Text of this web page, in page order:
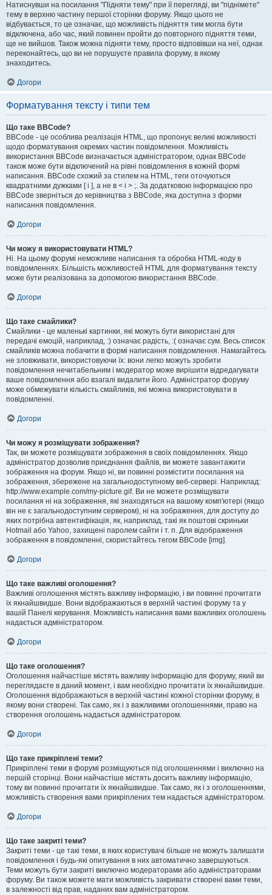
Натиснувши на посилання "Підняти тему" при її перегляді, ви "піднімете"
тему в верхню частину першої сторінки форуму. Якщо цього не
відбувається, то це означає, що можливість підняття тим могла бути
відключена, або час, який повинен пройти до повторного підняття теми,
ще не вийшов. Також можна підняти тему, просто відповівши на неї, однак
переконайтесь, що ви не порушуєте правила форуму, в якому
знаходитесь.
Догори
Форматування тексту і типи тем
Що таке BBCode?
BBCode - це особлива реалізація HTML, що пропонує великі можливості
щодо форматування окремих частин повідомлення. Можливість
використання BBCode визначається адміністратором, однак BBCode
також може бути відключений на рівні повідомлення в кожній формі
написання. BBCode схожий за стилем на HTML, теги оточуються
квадратними дужками [ і ], а не в < і > ;. За додатковою інформацією про
BBCode зверніться до керівництва з BBCode, яка доступна з форми
написання повідомлення.
Догори
Чи можу я використовувати HTML?
Ні. На цьому форумі неможливе написання та обробка HTML-коду в
повідомленнях. Більшість можливостей HTML для форматування тексту
може бути реалізована за допомогою використання BBCode.
Догори
Що таке смайлики?
Смайлики - це маленькі картинки, які можуть бути використані для
передачі емоцій, наприклад, :) означає радість, :( означає сум. Весь список
смайликів можна побачити в формі написання повідомлення. Намагайтесь
не зловживати, використовуючи їх: вони легко можуть зробити
повідомлення нечитабельним і модератор може вирішити відредагувати
ваше повідомлення або взагалі видалити його. Адміністратор форуму
може обмежувати кількість смайликів, які можна використовувати в
повідомленні.
Догори
Чи можу я розміщувати зображення?
Так, ви можете розміщувати зображення в своїх повідомленнях. Якщо
адміністратор дозволив приєднання файлів, ви можете завантажити
зображення на форум. Якщо ні, ви повинні розмістити посилання на
зображення, збережене на загальнодоступному веб-сервері. Наприклад:
http://www.example.com/my-picture.gif. Ви не можете розміщувати
посилання ні на зображення, які знаходяться на вашому комп'ютері (якщо
він не є загальнодоступним сервером), ні на зображення, для доступу до
яких потрібна автентифікація, як, наприклад, такі як поштові скриньки
Hotmail або Yahoo, захищені паролем сайти і т. п. Для відображення
зображення в повідомленні, скористайтесь тегом BBCode [img].
Догори
Що таке важливі оголошення?
Важливі оголошення містять важливу інформацію, і ви повинні прочитати
їх якнайшвидше. Вони відображаються в верхній частині форуму та у
вашій Панелі керування. Можливість написання вами важливих оголошень
надається адміністратором.
Догори
Що таке оголошення?
Оголошення найчастіше містять важливу інформацію для форуму, який ви
переглядаєте в даний момент, і вам необхідно прочитати їх якнайшвидше.
Оголошення відображаються в верхній частині кожної сторінки форуму, в
якому вони створені. Так само, як і з важливими оголошеннями, право на
створення оголошень надається адміністратором.
Догори
Що таке прикріплені теми?
Прикріплені теми в форумі розміщуються під оголошеннями і виключно на
першій сторінці. Вони найчастіше містять досить важливу інформацію,
тому ви повинні прочитати їх якнайшвидше. Так само, як і з оголошеннями,
можливість створення вами прикріплених тем надається адміністратором.
Догори
Що таке закриті теми?
Закриті теми - це такі теми, в яких користувачі більше не можуть залишати
повідомлення і будь-які опитування в них автоматично завершуються.
Теми можуть бути закриті виключно модераторами або адміністраторами
форуму. Ви також можете мати можливість закривати створені вами теми,
в залежності від прав, наданих вам адміністратором.